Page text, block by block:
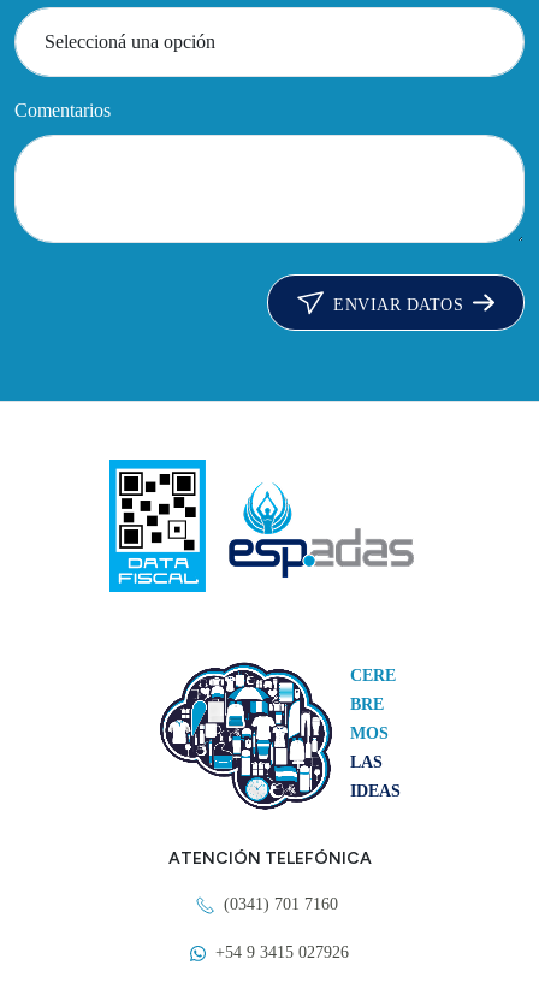
Comentarios
ENVIAR DATOS
CERE
BRE
MOS
LAS
IDEAS
ATENCIÓN TELEFÓNICA
(0341) 701 7160
+54 9 3415 027926